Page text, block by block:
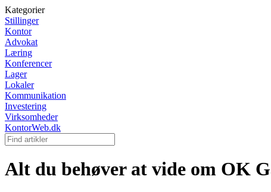
Kategorier
Stillinger
Kontor
Advokat
Læring
Konferencer
Lager
Lokaler
Kommunikation
Investering
Virksomheder
KontorWeb.dk
Alt du behøver at vide om OK